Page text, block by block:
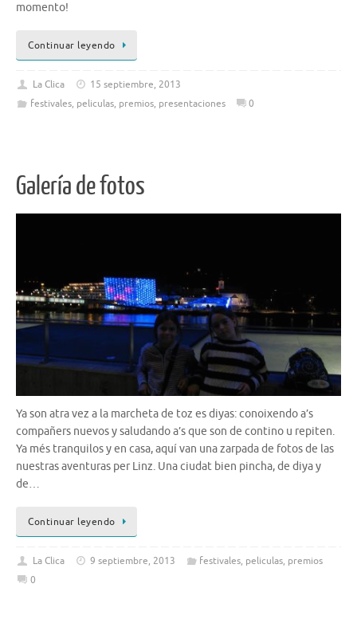
momento!
Continuar leyendo
La Clica
15 septiembre, 2013
festivales, peliculas, premios, presentaciones 0
Galería de fotos
Ya son atra vez a la marcheta de toz es diyas: conoixendo a’s
compañers nuevos y saludando a’s que son de contino u repiten.
Ya més tranquilos y en casa, aquí van una zarpada de fotos de las
nuestras aventuras per Linz. Una ciudat bien pincha, de diya y
de…
Continuar leyendo
La Clica 9 septiembre, 2013 festivales, peliculas, premios
0